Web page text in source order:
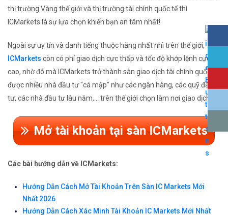
thị trường Vàng thế giới và thị trường tài chính quốc tế thì
ICMarkets là sự lựa chọn khiến bạn an tâm nhất!
Ngoài sự uy tín và danh tiếng thuộc hàng nhất nhì trên thế giới,
ICMarkets còn có phí giao dịch cực thấp và tốc độ khớp lệnh cực
cao, nhờ đó mà ICMarkets trở thành sàn giao dịch tài chính quốc tế
được nhiều nhà đầu tư "cá mập" như các ngân hàng, các quỹ đầu
tư, các nhà đầu tư lâu năm,... trên thế giới chọn làm nơi giao dịch.
Mở tài khoản tại sàn ICMarkets
Các bài hướng dẫn về ICMarkets:
Hướng Dẫn Cách Mở Tài Khoản Trên Sàn IC Markets Mới
Nhất 2026
Hướng Dẫn Cách Xác Minh Tài Khoản IC Markets Mới Nhất